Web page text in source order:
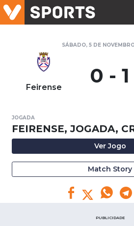
SÁBADO, 5 DE
Feirense 0 - 1
JOGADA
FEIRENSE, JOGADA,
Ver Jogo
Match Story
PUBLICIDADE